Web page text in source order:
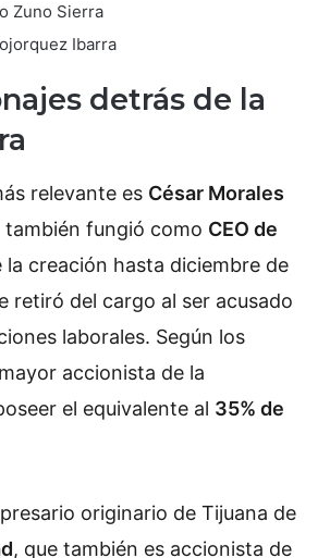
Zuno Sierra
Ibarra
detrás de la
relevante es César Morales
también fungió como CEO de
la creación hasta diciembre de
retiró del cargo al ser acusado
laborales. Según los
accionista de la
el equivalente al 35% de
originario de Tijuana de
, que también es accionista de